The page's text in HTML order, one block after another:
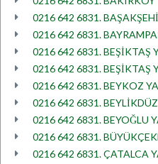
0216 642 6831.
0216 642 6831.
0216 642 6831. BEŞİKTAŞ
0216 642 6831. BEŞİKTAŞ
0216 642 6831. BEYKOZ
0216 642 6831.
0216 642 6831. BEYOĞLU
0216 642 6831.
0216 642 6831. ÇATALCA